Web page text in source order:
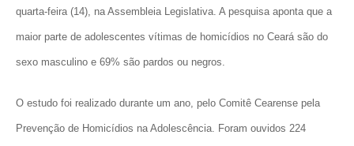
quarta-feira (14), na Assembleia Legislativa. A pesquisa aponta que a
maior parte de adolescentes vítimas de homicídios no Ceará são do
sexo masculino e 69% são pardos ou negros.
O estudo foi realizado durante um ano, pelo Comitê Cearense pela
Prevenção de Homicídios na Adolescência. Foram ouvidos 224